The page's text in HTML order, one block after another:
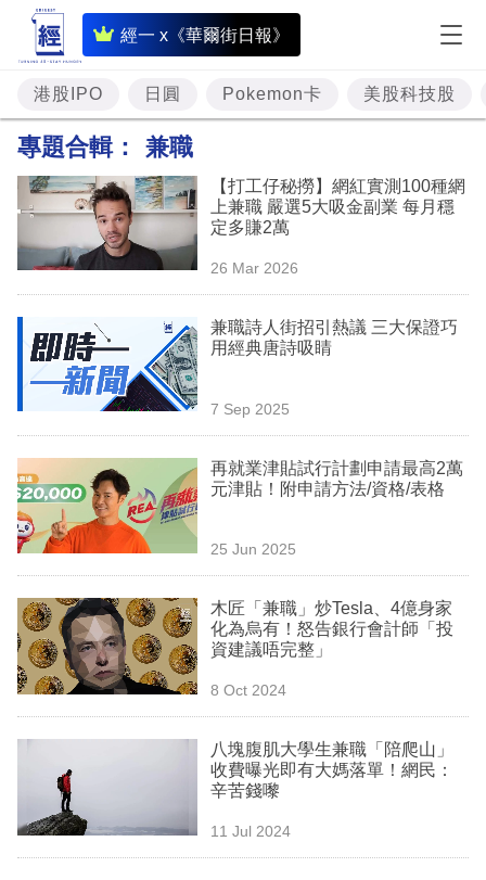
經一 x《華爾街日報》
即
時
財
經
題
投
資
理
業
科
技
職
場
生
港股IPO 日圓 Pokemon卡 美股科技股
專題合輯： 兼職
【打工仔秘撈】網紅實測100種網
上兼職 嚴選5大吸金副業 每月穩
定多賺2萬
26 Mar 2026
兼職詩人街招引熱議 三大保證巧
用經典唐詩吸睛
7 Sep 2025
再就業津貼試行計劃申請最高2萬
元津貼！附申請方法/資格/表格
25 Jun 2025
木匠「兼職」炒Tesla、4億身家
化為烏有！怒告銀行會計師「投
資建議唔完整」
8 Oct 2024
八塊腹肌大學生兼職「陪爬山」
收費曝光即有大媽落單！網民：
辛苦錢嚟
11 Jul 2024